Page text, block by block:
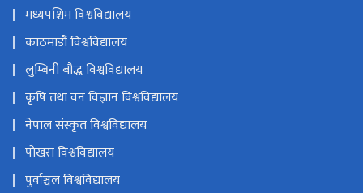
मध्यपश्चिम विश्वविद्यालय
काठमाडौं विश्वविद्यालय
लुम्बिनी बौद्ध विश्वविद्यालय
कृषि तथा वन विज्ञान विश्वविद्यालय
नेपाल संस्कृत विश्वविद्यालय
पोखरा विश्वविद्यालय
पुर्वाञ्चल विश्वविद्यालय